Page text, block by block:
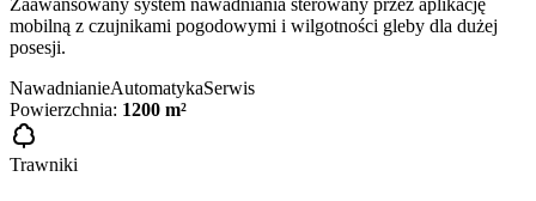
Zaawansowany system nawadniania sterowany przez aplikację
mobilną z czujnikami pogodowymi i wilgotności gleby dla dużej
posesji.
NawadnianieAutomatykaSerwis
Powierzchnia: 1200 m²
Trawniki